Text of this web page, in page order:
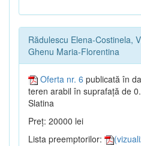
Rădulescu Elena-Costinela,
Ghenu Maria-Florentina
Oferta nr. 6 publicată în
teren arabil în suprafață de
Slatina
Preț: 20000 lei
Lista preemptorilor: